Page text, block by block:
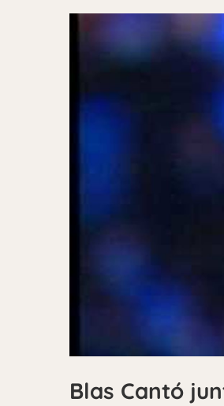
Blas Cantó